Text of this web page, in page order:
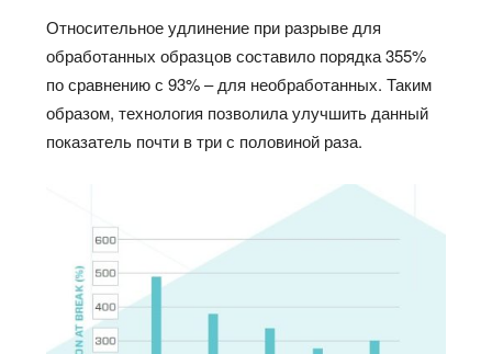
Относительное удлинение при разрыве для
обработанных образцов составило порядка 355%
по сравнению с 93% – для необработанных. Таким
образом, технология позволила улучшить данный
показатель почти в три с половиной раза.